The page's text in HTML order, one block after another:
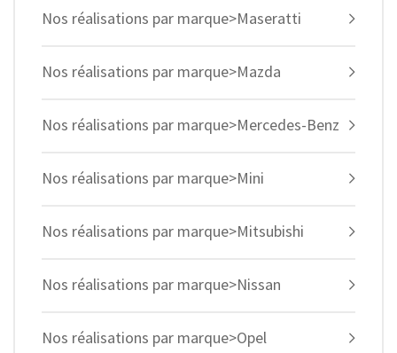
Nos réalisations par marque>Maseratti
Nos réalisations par marque>Mazda
Nos réalisations par marque>Mercedes-Benz
Nos réalisations par marque>Mini
Nos réalisations par marque>Mitsubishi
Nos réalisations par marque>Nissan
Nos réalisations par marque>Opel